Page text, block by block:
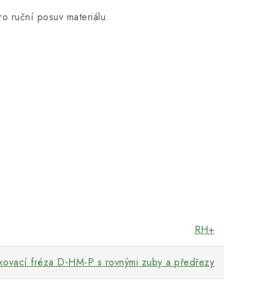
ruční posuv materiálu.
RH+
fréza D-HM-P s rovnými zuby a předřezy